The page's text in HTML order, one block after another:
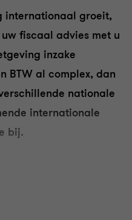
internationaal groeit,
fiscaal advies met u
inzake
BTW al complex, dan
nationale
internationale
bij.
koestert, dan
stap. De opties